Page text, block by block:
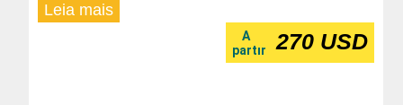
Leia mais
A
partır
270 USD